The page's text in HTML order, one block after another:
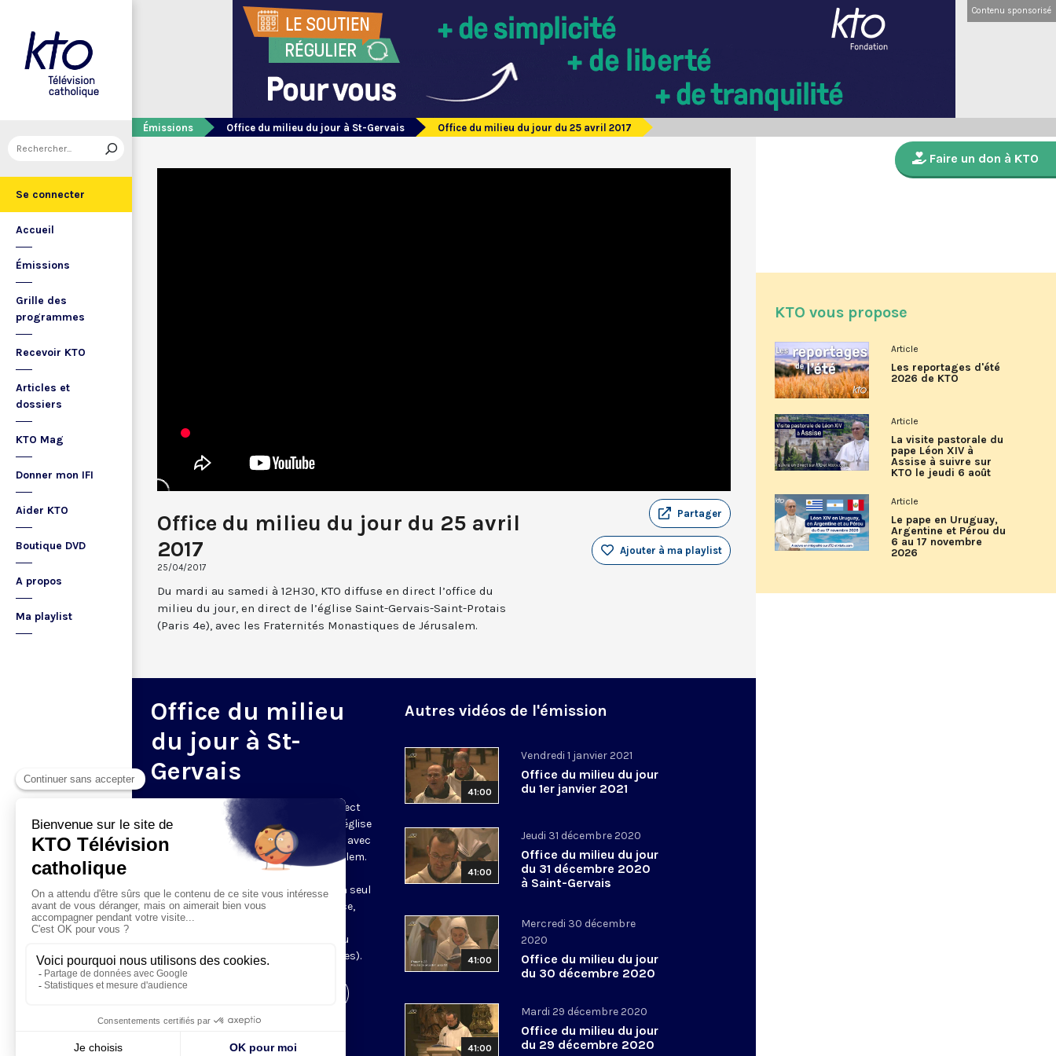
Se connecter
Accueil
Émissions
Grille des
programmes
Recevoir KTO
Articles et
dossiers
KTO Mag
Donner mon IFI
Aider KTO
Boutique DVD
A propos
Ma playlist
Contenu sponsorisé
Émissions Office du milieu du jour à St-Gervais Office du milieu du jour du 25 avril 2017
Office du milieu du jour du 25 avril
2017
25/04/2017
Partager
Ajouter à ma playlist
Du mardi au samedi à 12H30, KTO diffuse en direct l’office du
milieu du jour, en direct de l’église Saint-Gervais-Saint-Protais
(Paris 4e), avec les Fraternités Monastiques de Jérusalem.
Office du milieu
du jour à St-
Gervais
Du mardi au samedi, KTO diffuse en direct
l’office du milieu du jour, en direct de l’église
Saint-Gervais-Saint-Protais (Paris 4e), avec
les Fraternités Monastiques de Jérusalem.
L’Office du Milieu du Jour regroupe, en
particulier, «au milieu du jour» et en un seul
office, les heures monastiques de Tierce,
Sexte et None. Il permet à l’Église de
retrouver son Seigneur entre l’office du
matin (Laudes) et l’office du soir (Vêpres).
Autres vidéos de l'émission
41:00
Vendredi 1 janvier 2021
Office du milieu du jour
du 1er janvier 2021
41:00
Jeudi 31 décembre 2020
Office du milieu du jour
du 31 décembre 2020
à Saint-Gervais
41:00
Mercredi 30 décembre
2020
Office du milieu du jour
du 30 décembre 2020
41:00
Mardi 29 décembre 2020
Office du milieu du jour
du 29 décembre 2020
Faire un don à KTO
KTO vous propose
Article
Les reportages d'été
2026 de KTO
Article
La visite pastorale du
pape Léon XIV à
Assise à suivre sur
KTO le jeudi 6 août
Article
Le pape en Uruguay,
Argentine et Pérou du
6 au 17 novembre
2026